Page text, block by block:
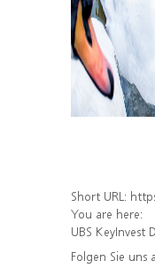
Short URL: https://
You are here:
UBS KeyInvest
Folgen Sie uns